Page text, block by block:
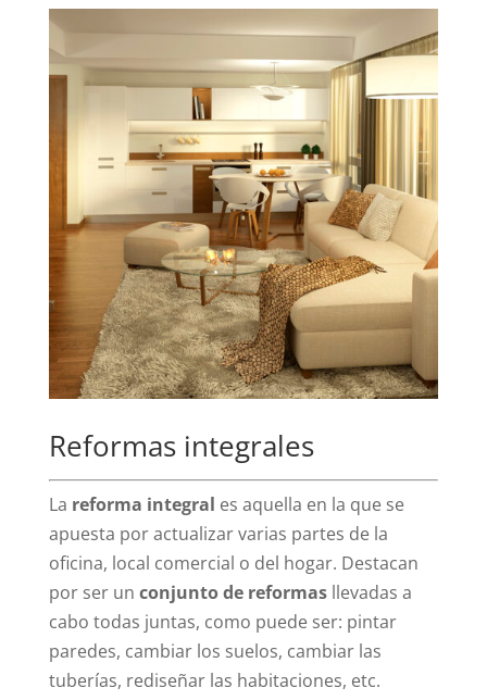
Reformas integrales
La reforma integral es aquella en la que se
apuesta por actualizar varias partes de la
oficina, local comercial o del hogar. Destacan
por ser un conjunto de reformasllevadas a
cabo todas juntas, como puede ser: pintar
paredes, cambiar los suelos, cambiar las
tuberías, rediseñar las habitaciones, etc.